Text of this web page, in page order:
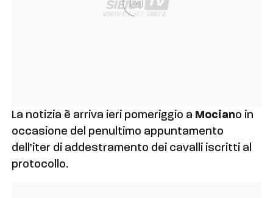
Ad
La notizia è arriva ieri pomeriggio a Mociano in
occasione del penultimo appuntamento
dell’iter di addestramento dei cavalli iscritti al
protocollo.